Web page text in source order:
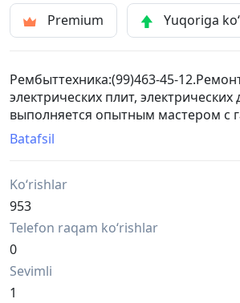
Premium Yuqoriga
Рембыттехника:(99)463-45-
электрических плит,
выполняется опытным мастером с
Batafsil
Ko‘rishlar
953
Telefon raqam ko‘rishlar
0
Sevimli
1